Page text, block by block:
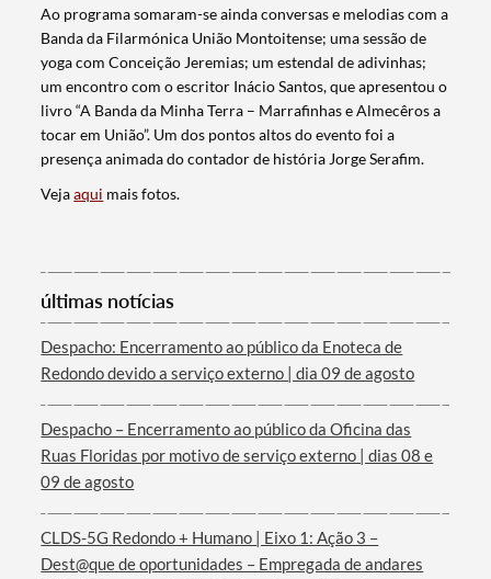
Categorias gerais
Filtros
Ao programa somaram-se ainda conversas e melodias com a
Banda da Filarmónica União Montoitense; uma sessão de
yoga com Conceição Jeremias; um estendal de adivinhas;
um encontro com o escritor Inácio Santos, que apresentou o
livro “A Banda da Minha Terra – Marrafinhas e Almecêros a
tocar em União”. Um dos pontos altos do evento foi a
presença animada do contador de história Jorge Serafim.
Vejaaqui mais fotos.
últimas notícias
Despacho: Encerramento ao público da Enoteca de
Redondo devido a serviço externo | dia 09 de agosto
Despacho – Encerramento ao público da Oficina das
Ruas Floridas por motivo de serviço externo | dias 08 e
09 de agosto
CLDS-5G Redondo + Humano | Eixo 1: Ação 3 –
Dest@que de oportunidades – Empregada de andares